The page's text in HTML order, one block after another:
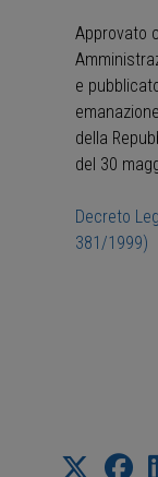
Approvato
e
della
del 30
Decreto
381/1999)